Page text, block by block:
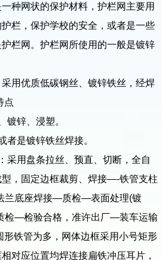
种网状的保护材料，护栏网主要用
栏，保护学校的安全，或者是一些
栏网。护栏网所使用的一般是镀锌
采用优质低碳钢丝、镀锌铁丝，经焊
点
锌、浸塑。
是镀锌铁丝焊接。
用盘条拉丝、预直、切断，全自
，固定边框裁剪、焊接—-铁管支柱
底座焊接—质检—表面处理(镀
检—检验合格，准许出厂—装车运输
铁管为多，网体边框采用小号矩形
对应位置均焊连接扁铁冲压耳片，